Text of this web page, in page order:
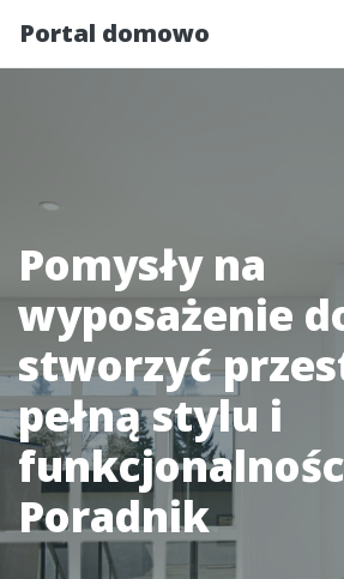
Portal domowo
Pomysły na
wyposażenie
stworzyć
pełną stylu i
Poradnik